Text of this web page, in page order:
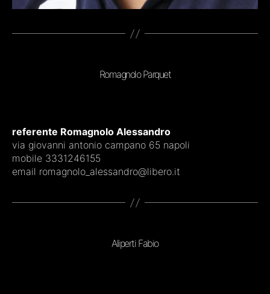
Romagnolo Parquet
referente Romagnolo Alessandro
via giovanni antonio campano 65 napoli
mobile 3331246155
email romagnolo_alessandro@libero.it
Aliperti Fabio